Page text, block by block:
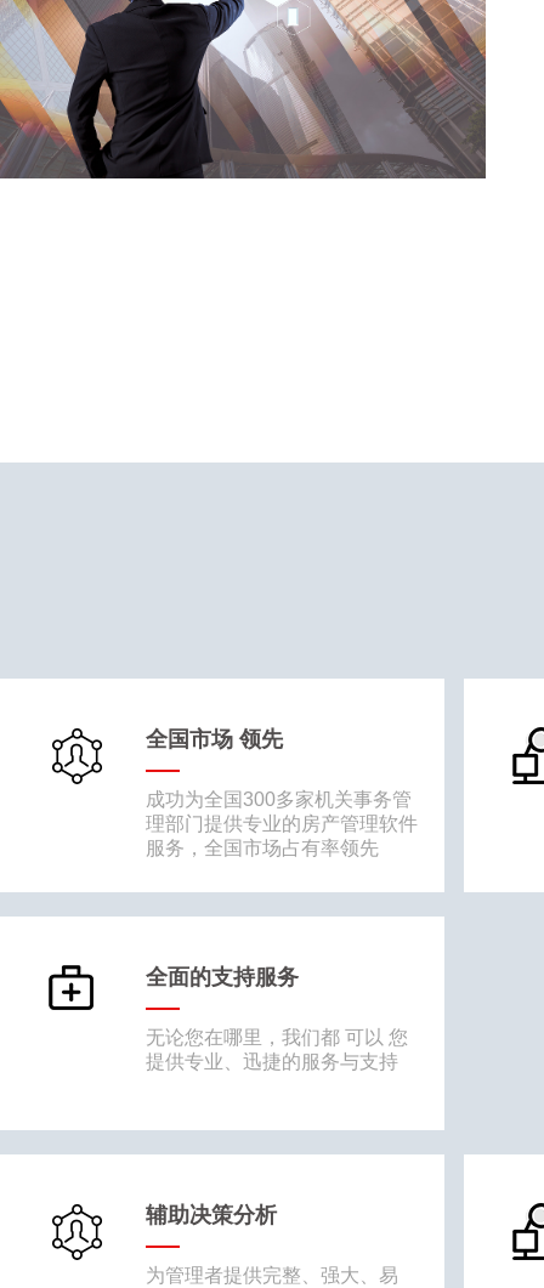
全国市场 领先
成功为全国300多家机关事务管
理部门提供专业的房产管理软件
服务，全国市场占有率领先
全面的支持服务
无论您在哪里，我们都 可以 您
提供专业、迅捷的服务与支持
辅助决策分析
为管理者提供完整、强大、易